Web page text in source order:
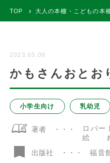
TOP 大人の本棚・こどもの本
2023.05.08
かもさんおとお
小学生向け 乳幼児
著者
ロバー
絵 わ
出版社
福音